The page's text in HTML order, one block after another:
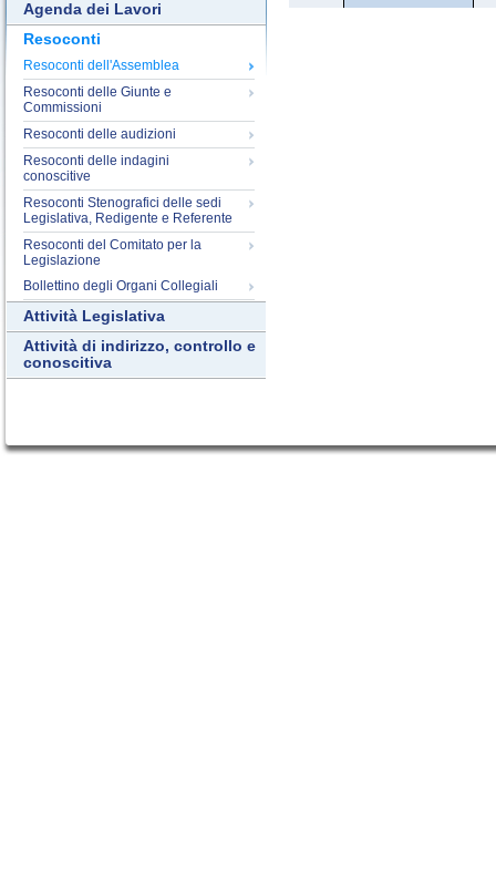
Agenda dei Lavori
Resoconti
Resoconti dell'Assemblea
Resoconti delle Giunte e
Commissioni
Resoconti delle audizioni
Resoconti delle indagini
conoscitive
Resoconti Stenografici delle sedi
Legislativa, Redigente e Referente
Resoconti del Comitato per la
Legislazione
Bollettino degli Organi Collegiali
Attività Legislativa
Attività di indirizzo, controllo e
conoscitiva